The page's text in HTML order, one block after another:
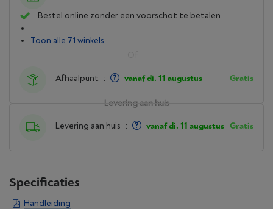
Levering aan huis
Levering aan huis : vanaf di. 11 augustus Gratis
Bestel online zonder een voorschot te betalen
Toon alle 71 winkels
Afhaalpunt : vanaf di. 11 augustus Gratis
Specificaties
Handleiding